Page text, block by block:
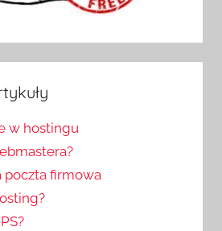
w hostingu
poczta firmowa